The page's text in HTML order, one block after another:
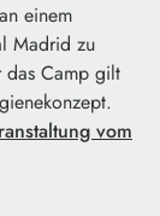
einem
Madrid zu
das Camp gilt
vom